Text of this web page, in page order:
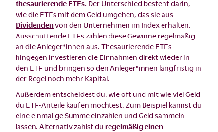
thesaurierende ETFs. Der Unterschied besteht darin,
wie die ETFs mit dem Geld umgehen, das sie aus
Dividendenvon den Unternehmen im Index erhalten.
Ausschüttende ETFs zahlen diese Gewinne regelmäßig
an die Anleger*innen aus. Thesaurierende ETFs
hingegen investieren die Einnahmen direkt wieder in
den ETF und bringen so den Anleger*innen langfristig in
der Regel noch mehr Kapital.
Außerdem entscheidest du, wie oft und mit wie viel Geld
du ETF-Anteile kaufen möchtest. Zum Beispiel kannst du
eine einmalige Summe einzahlen und Geld sammeln
lassen. Alternativ zahlst du regelmäßig einen